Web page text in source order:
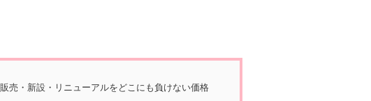
売・新設・リニューアルをどこにも負けない価格